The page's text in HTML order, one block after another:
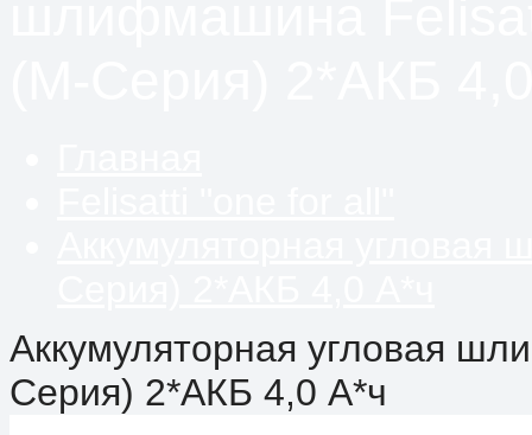
Аккумуляторная угловая
Серия) 2*АКБ 4,0 А*ч